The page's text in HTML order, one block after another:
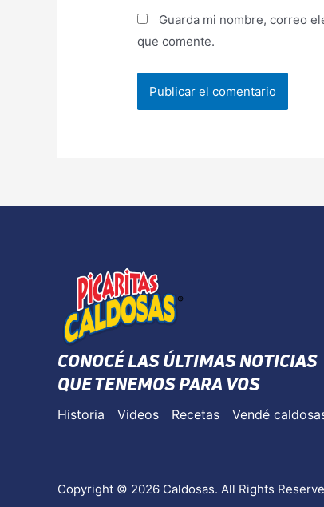
Guarda mi nombre, correo
que comente.
CONOCÉ LAS ÚLTIMAS NOTICIAS
QUE TENEMOS PARA VOS
Historia Videos Recetas Vendé
Copyright © 2026 Caldosas. All Rights